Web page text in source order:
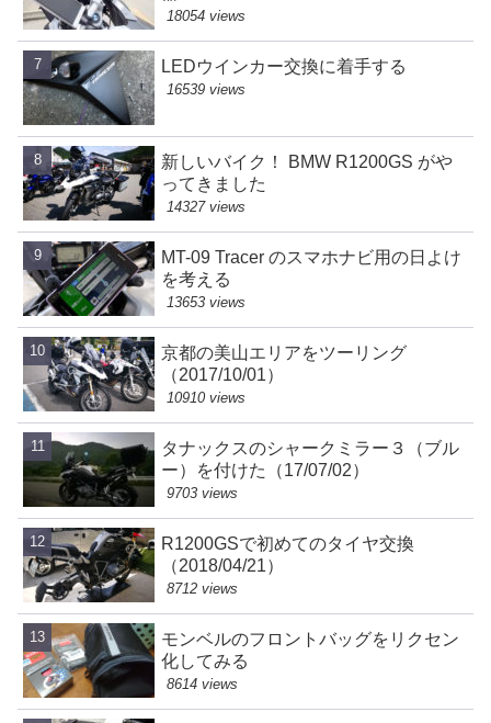
18054 views
LEDウインカー交換に着手する
16539 views
新しいバイク！ BMW R1200GS がや
ってきました
14327 views
MT-09 Tracer のスマホナビ用の日よけ
を考える
13653 views
京都の美山エリアをツーリング
（2017/10/01）
10910 views
タナックスのシャークミラー３（ブル
ー）を付けた（17/07/02）
9703 views
R1200GSで初めてのタイヤ交換
（2018/04/21）
8712 views
モンベルのフロントバッグをリクセン
化してみる
8614 views